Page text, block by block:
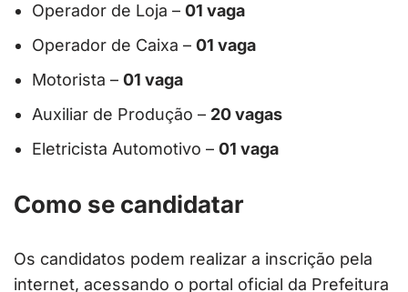
Operador de Loja – 01 vaga
Operador de Caixa – 01 vaga
Motorista – 01 vaga
Auxiliar de Produção – 20 vagas
Eletricista Automotivo – 01 vaga
Como se candidatar
Os candidatos podem realizar a inscrição pela
internet, acessando o portal oficial da Prefeitura